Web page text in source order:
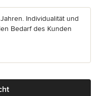
Individualität und
Bedarf des Kunden